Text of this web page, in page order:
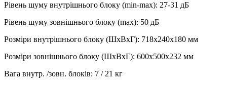
Рівень шуму внутрішнього блоку (min-max): 27-31 дБ
Рівень шуму зовнішнього блоку (max): 50 дБ
Розміри внутрішнього блоку (ШхВхГ): 718х240х180 мм
Розміри зовнішнього блоку (ШхВхГ): 600х500х232 мм
Вага внутр. /зовн. блоків: 7 / 21 кг